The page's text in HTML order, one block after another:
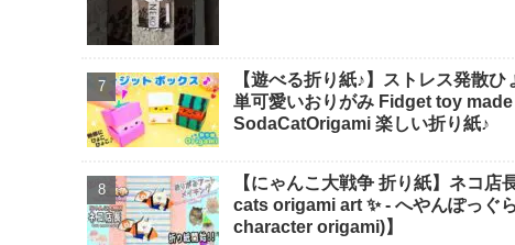
【遊べる折り紙♪】ストレス発散
単可愛いおりがみ Fidget toy
SodaCatOrigami 楽しい折り紙♪
【にゃんこ大戦争 折り紙】ネコ
cats origami art ✨️ - へやんぽっぐ
character origami)】